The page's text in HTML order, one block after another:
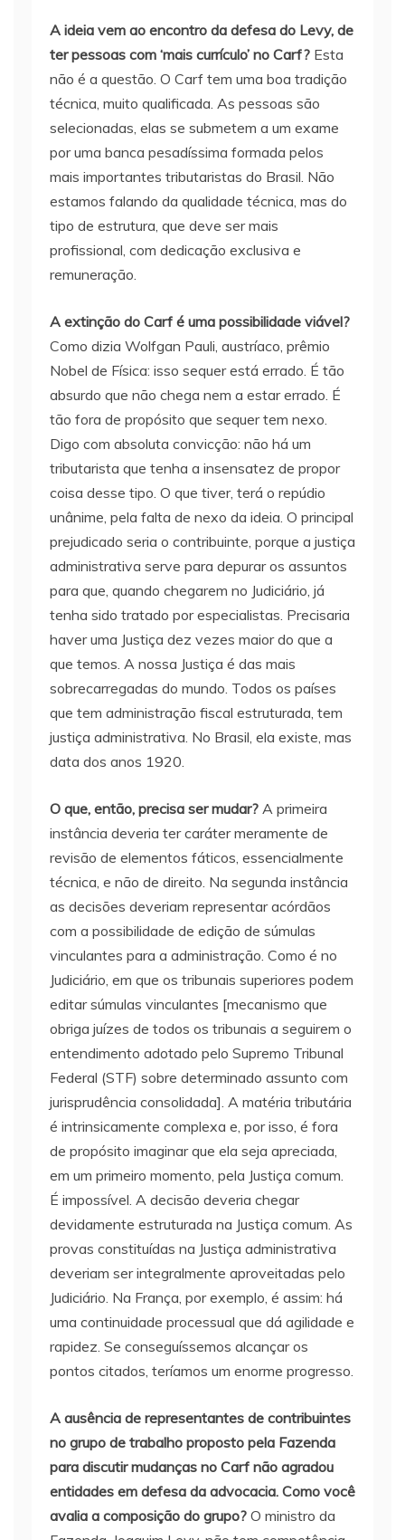
A ideia vem ao encontro da defesa do Levy, de
ter pessoas com ‘mais currículo’ no Carf? Esta
não é a questão. O Carf tem uma boa tradição
técnica, muito qualificada. As pessoas são
selecionadas, elas se submetem a um exame
por uma banca pesadíssima formada pelos
mais importantes tributaristas do Brasil. Não
estamos falando da qualidade técnica, mas do
tipo de estrutura, que deve ser mais
profissional, com dedicação exclusiva e
remuneração.
A extinção do Carf é uma possibilidade viável?
Como dizia Wolfgan Pauli, austríaco, prêmio
Nobel de Física: isso sequer está errado. É tão
absurdo que não chega nem a estar errado. É
tão fora de propósito que sequer tem nexo.
Digo com absoluta convicção: não há um
tributarista que tenha a insensatez de propor
coisa desse tipo. O que tiver, terá o repúdio
unânime, pela falta de nexo da ideia. O principal
prejudicado seria o contribuinte, porque a justiça
administrativa serve para depurar os assuntos
para que, quando chegarem no Judiciário, já
tenha sido tratado por especialistas. Precisaria
haver uma Justiça dez vezes maior do que a
que temos. A nossa Justiça é das mais
sobrecarregadas do mundo. Todos os países
que tem administração fiscal estruturada, tem
justiça administrativa. No Brasil, ela existe, mas
data dos anos 1920.
O que, então, precisa ser mudar? A primeira
instância deveria ter caráter meramente de
revisão de elementos fáticos, essencialmente
técnica, e não de direito. Na segunda instância
as decisões deveriam representar acórdãos
com a possibilidade de edição de súmulas
vinculantes para a administração. Como é no
Judiciário, em que os tribunais superiores podem
editar súmulas vinculantes [mecanismo que
obriga juízes de todos os tribunais a seguirem o
entendimento adotado pelo Supremo Tribunal
Federal (STF) sobre determinado assunto com
jurisprudência consolidada]. A matéria tributária
é intrinsicamente complexa e, por isso, é fora
de propósito imaginar que ela seja apreciada,
em um primeiro momento, pela Justiça comum.
É impossível. A decisão deveria chegar
devidamente estruturada na Justiça comum. As
provas constituídas na Justiça administrativa
deveriam ser integralmente aproveitadas pelo
Judiciário. Na França, por exemplo, é assim: há
uma continuidade processual que dá agilidade e
rapidez. Se conseguíssemos alcançar os
pontos citados, teríamos um enorme progresso.
A ausência de representantes de contribuintes
no grupo de trabalho proposto pela Fazenda
para discutir mudanças no Carf não agradou
entidades em defesa da advocacia. Como você
avalia a composição do grupo? O ministro da